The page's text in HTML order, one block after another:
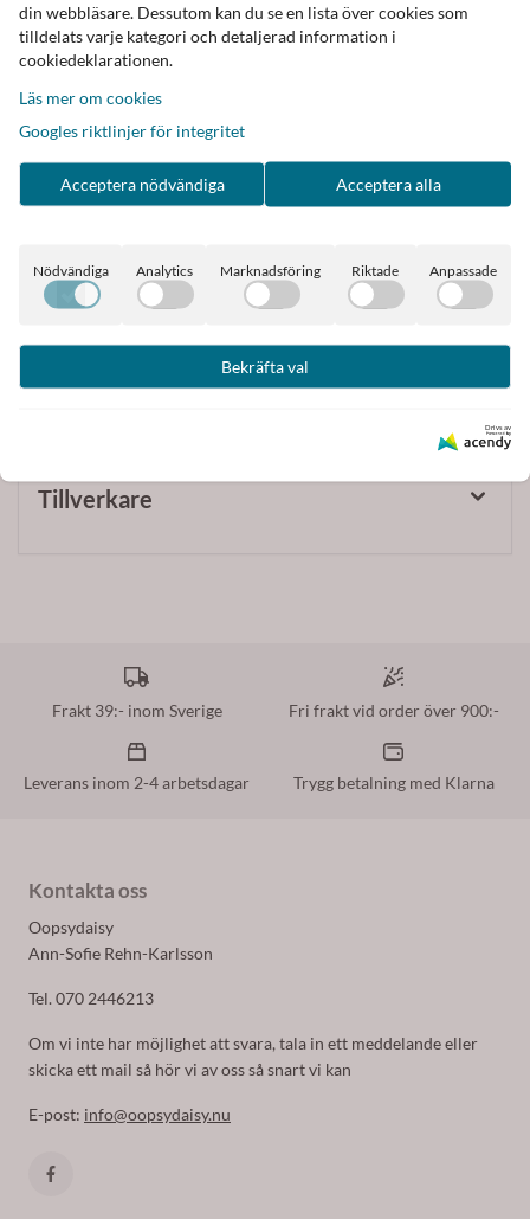
Läcker ring som består av 3 separata ringar
Varje ring är ca. 5 mm bred
Ringarna har 14 karat guldplätering, hematit och
Kan användas tillsammans eller var för sig
mässing, som är belagt med 14-karat guld, sterling silver
eller rhodium
Örhängen har stift av kirurgiskt stål.
Tillverkare
Frakt 39:- inom Sverige Fri frakt vid order över 900:-
Leverans inom 2-4 arbetsdagar Trygg betalning med Klarna
Kontakta oss
Oopsydaisy
Ann-Sofie Rehn-Karlsson
Tel. 070 2446213
Om vi inte har möjlighet att svara, tala in ett meddelande eller
skicka ett mail så hör vi av oss så snart vi kan
E-post: info@oopsydaisy.nu
din webbläsare. Dessutom kan du se en lista över cookies som
tilldelats varje kategori och detaljerad information i
cookiedeklarationen.
Läs mer om cookies
Googles riktlinjer för integritet
Acceptera nödvändiga Acceptera alla
Nödvändiga Analytics Marknadsföring Riktade Anpassade
Bekräfta val
Drivs av